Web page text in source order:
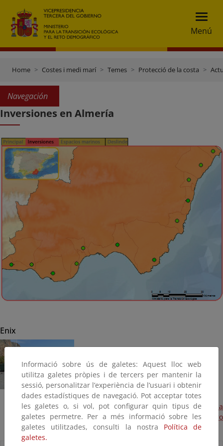
Menú
Home Costes i medi marí Temes Protecció de la costa
Navegación
Inversiones en Almería
Enix
Aportación de arena y restauración de defensa
longitudinal en la playa de El Palmer (Terminada, febrero
2018)
Informació sobre ús de galetes: Aquest lloc web
utilitza galetes pròpies i de tercers per mantenir la
sessió, personalitzar l’experiència de l’usuari i obtenir
dades estadístiques de navegació. Pot acceptar totes
les galetes o, si vol, pot configurar quin tipus de
galetes permetre. Per a més informació sobre les
galetes utilitzades, consulti la nostra Política de
galetes.